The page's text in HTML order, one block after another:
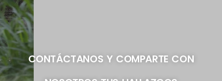
CONTÁCTANOS Y COMPARTE CON